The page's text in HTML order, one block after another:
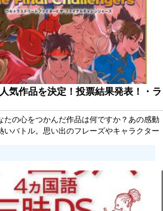
！
気作品を決定！投票結果発表！・ラ
たの心をつかんだ作品は何ですか？あの感動
いバトル。思い出のフレーズやキャラクター
推しゲームを応援して、煌めく名作を決めま